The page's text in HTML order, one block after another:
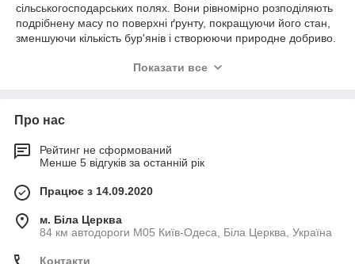
сільськогосподарських полях. Вони рівномірно розподіляють
подрібнену масу по поверхні ґрунту, покращуючи його стан,
зменшуючи кількість бур'янів і створюючи природне добриво.
подрібнення залишків культур, таких як солома,
Рівномірне розсіювання:
подрібненої маси по полю, що сприяє її швидкому
залишків на поживні речовини для ґрунту та
поліпшення його структури.
Знищення бур'янів:
Показати все
Про нас
Рейтинг не сформований
Менше 5 відгуків за останній рік
Працює з 14.09.2020
м. Біла Церква
84 км автодороги М05 Київ-Одеса, Біла Церква, Україна
Контакти